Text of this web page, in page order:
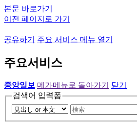
본문 바로가기
이전 페이지로 가기
공유하기 주요 서비스 메뉴 열기
주요서비스
중앙일보 메가메뉴로 돌아가기
닫기
검색어 입력폼